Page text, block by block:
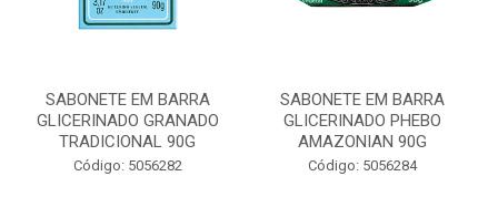
SABONETE EM BARRA
GLICERINADO GRANADO
TRADICIONAL 90G
Código: 5056282
SABONETE EM BARRA
GLICERINADO PHEBO
AMAZONIAN 90G
Código: 5056284